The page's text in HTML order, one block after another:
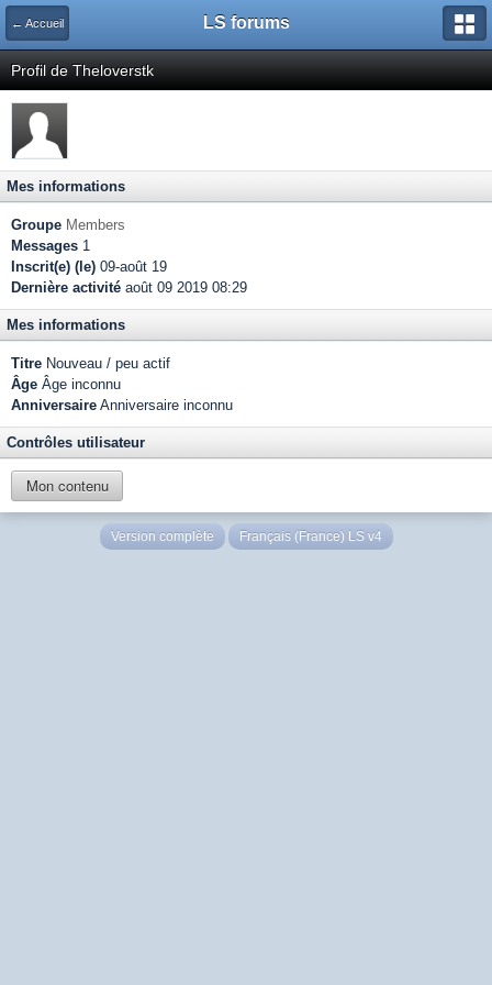
← Accueil LS forums
Profil de Theloverstk
Mes informations
Groupe Members
Messages 1
Inscrit(e) (le) 09-août 19
Dernière activité août 09 2019 08:29
Mes informations
Titre Nouveau / peu actif
Âge Âge inconnu
Anniversaire Anniversaire inconnu
Contrôles utilisateur
Mon contenu
Version complète Français (France) LS v4